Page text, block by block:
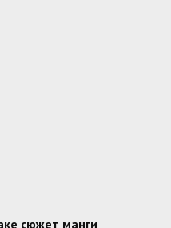
сюжет манги